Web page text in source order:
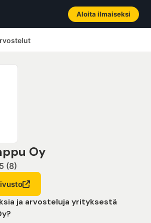
Aloita ilmaiseksi
Oy
5 (8)
ja arvosteluja yrityksestä